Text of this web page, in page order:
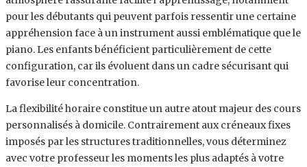
pour les débutants qui peuvent parfois ressentir une certaine
appréhension face à un instrument aussi emblématique que le
piano. Les enfants bénéficient particulièrement de cette
configuration, car ils évoluent dans un cadre sécurisant qui
favorise leur concentration.
La flexibilité horaire constitue un autre atout majeur des cours
personnalisés à domicile. Contrairement aux créneaux fixes
imposés par les structures traditionnelles, vous déterminez
avec votre professeur les moments les plus adaptés à votre